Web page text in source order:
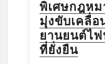
พิเศษกฎหม
มุ่งขับเคลื่อ
ยานยนต์ไ
ที่ยั่งยืน